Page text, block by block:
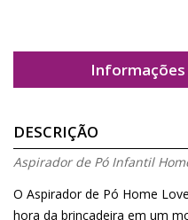
DESCRIÇÃO
Aspirador de Pó Infantil
O Aspirador de Pó Home
hora da brincadeira em um